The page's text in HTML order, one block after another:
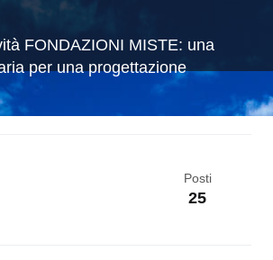
FONDAZIONI MISTE: una
per una progettazione
Posti
25